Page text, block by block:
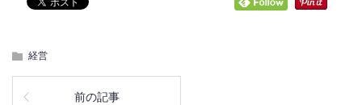
経営
前の記事